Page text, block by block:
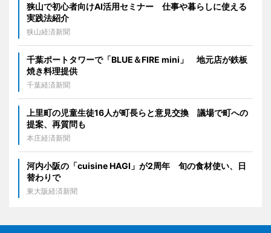
狭山で初心者向けAI活用セミナー 仕事や暮らしに使える
実践法紹介
狭山経済新聞
千葉ポートタワーで「BLUE＆FIRE mini」 地元店が鉄板
焼き料理提供
千葉経済新聞
上里町の児童生徒16人が町長らと意見交換 議場で町への
提案、再質問も
本庄経済新聞
河内小阪の「cuisine HAGI」が2周年 旬の食材使い、日
替わりで
東大阪経済新聞